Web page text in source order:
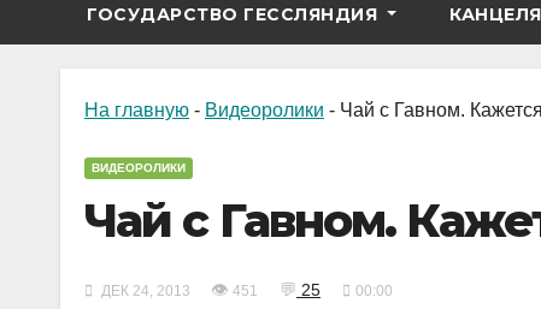
ГОСУДАРСТВО ГЕССЛЯНДИЯ
На главную - Видеоролики - Чай с Гавном.
ВИДЕОРОЛИКИ
Чай с Гавном.
ДЕК 24, 2013 👁 451 💬 25 00:00